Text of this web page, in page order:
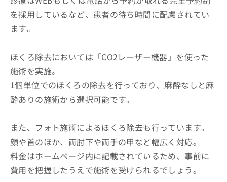
を採用しているなど、患者の待ち時間に配慮されてい
ます。
ほくろ除去においては「CO2レーザー機器」を使った
施術を実施。
1個単位でのほくろの除去を行っており、麻酔なしと麻
酔ありの施術から選択可能です。
また、フォト施術によるほくろ除去も行っています。
顔や首のほか、両肘下や両手の甲など幅広く対応。
料金はホームページ内に記載されているため、事前に
費用を把握したうえで施術を受けられるでしょう。